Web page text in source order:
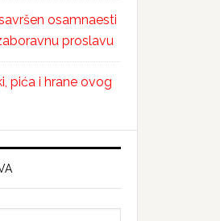
osamnaesti
proslavu
pića i hrane ovog